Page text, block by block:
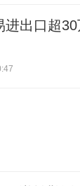
出口超